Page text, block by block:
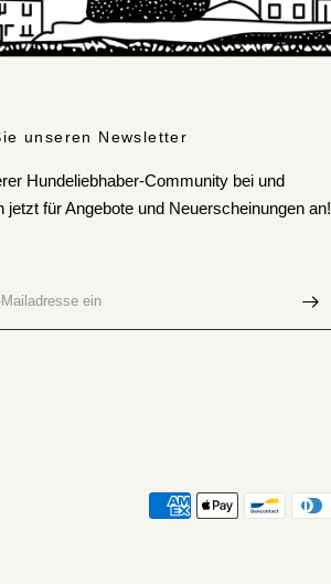
unseren Newsletter
Hundeliebhaber-Community bei und
jetzt für Angebote und Neuerscheinungen an!